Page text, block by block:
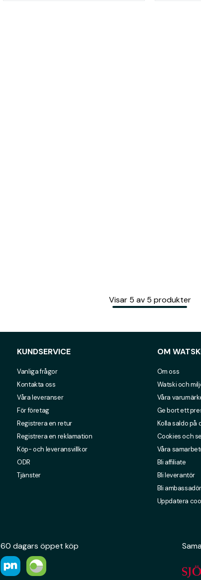
Visar 5 av 5 produkter
KUNDSERVICE
Vanliga frågor
Kontakta oss
Våra leveranser
För företag
Registrera en retur
Registrera en reklamation
Köp- och leveransvillkor
ODR
Tjänster
OM
Om oss
Watski och
Våra
Ge bort ett
Kolla saldo på
Cookies och
Våra
Bli affiliate
Bli leverantör
Bli ambassadör
Uppdatera
60 dagars öppet köp